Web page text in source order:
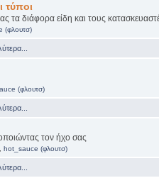
τύποι
τα διάφορα είδη και τους
(φλουτσ)
(φλουτσ)
τον ήχο σας
hot_sauce (φλουτσ)